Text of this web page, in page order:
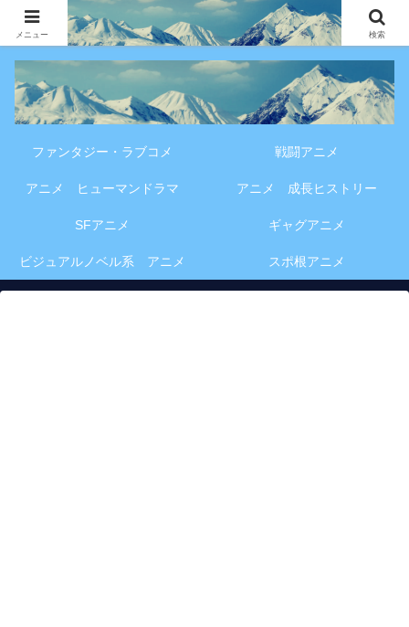
アニメ・漫画・VOD作品の見どころ、配信情報、登場人物や物語の考察を、作
品別・ジャンル別に分かりやすく紹介する専門ブログです。
ファンタジー・ラブコメ 戦闘アニメ
アニメ ヒューマンドラマ アニメ 成長ヒストリー
SFアニメ ギャグアニメ
ビジュアルノベル系 アニメ スポ根アニメ
メニュー 検索